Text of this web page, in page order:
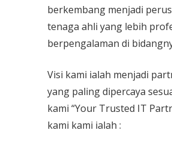
berkembang menjadi
tenaga ahli yang lebih
berpengalaman di
Visi kami ialah menjadi
yang paling dipercaya
kami “Your Trusted IT
kami kami ialah :